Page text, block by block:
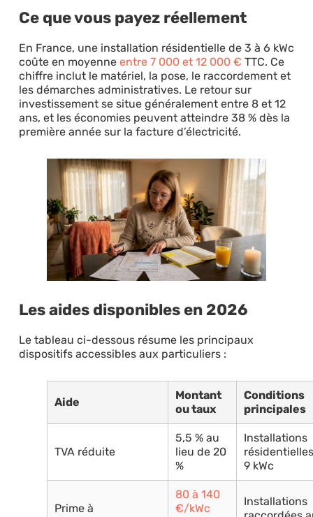
Ce que vous payez réellement
En France, une installation résidentielle de 3 à 6 kWc
coûte en moyenne entre 7 000 et 12 000 € TTC. Ce
chiffre inclut le matériel, la pose, le raccordement et
les démarches administratives. Le retour sur
investissement se situe généralement entre 8 et 12
ans, et les économies peuvent atteindre 38 % dès la
première année sur la facture d’électricité.
Les aides disponibles en 2026
Le tableau ci-dessous résume les principaux
dispositifs accessibles aux particuliers :
Aide
Montant
ou taux
Conditions
principales
TVA réduite
5,5 % au
lieu de 20
%
Installations
9 kWc
Prime à
80 à 140
€/kWc
Installations